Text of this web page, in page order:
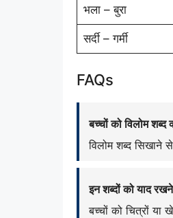
भला – बुरा
सर्दी – गर्मी
FAQs
बच्चों को विलोम शब्द
विलोम शब्द सिखाने
इन शब्दों को याद
बच्चों को चित्रों